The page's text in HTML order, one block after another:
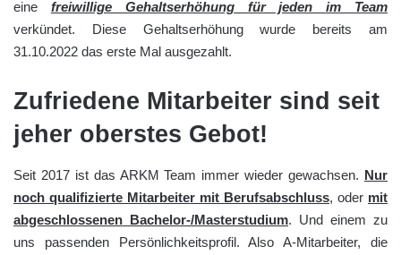
eine freiwillige Gehaltserhöhung für jeden im Team
verkündet. Diese Gehaltserhöhung wurde bereits am
31.10.2022 das erste Mal ausgezahlt.
Zufriedene Mitarbeiter sind seit
jeher oberstes Gebot!
Seit 2017 ist das ARKM Team immer wieder gewachsen. Nur
noch qualifizierte Mitarbeiter mit Berufsabschluss, oder mit
abgeschlossenen Bachelor-/Masterstudium. Und einem zu
uns passenden Persönlichkeitsprofil. Also A-Mitarbeiter, die